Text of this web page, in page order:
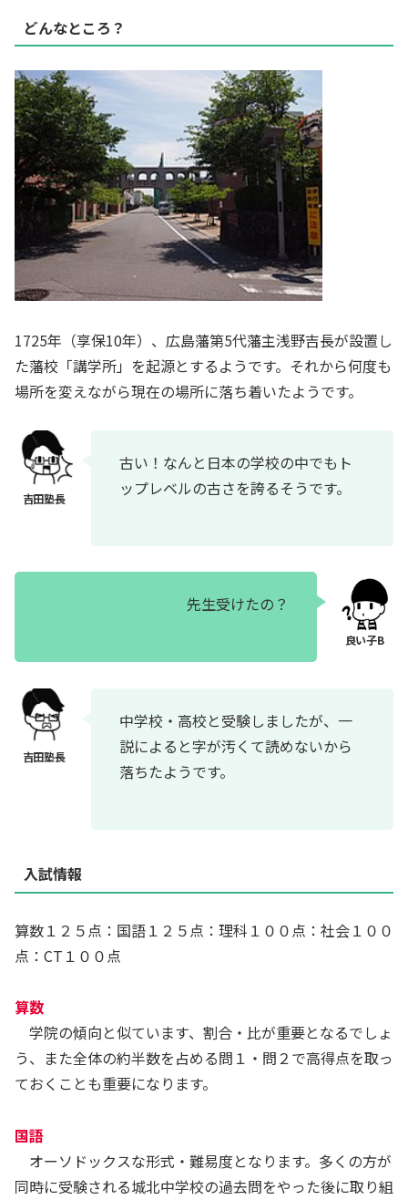
どんなところ？
1725年（享保10年）、広島藩第5代藩主浅野吉長が設置し
た藩校「講学所」を起源とするようです。それから何度も
場所を変えながら現在の場所に落ち着いたようです。
古い！なんと日本の学校の中でもト
ップレベルの古さを誇るそうです。
先生受けたの？
中学校・高校と受験しましたが、一
説によると字が汚くて読めないから
落ちたようです。
入試情報
算数１２５点：国語１２５点：理科１００点：社会１００
点：CT１００点
算数
学院の傾向と似ています、割合・比が重要となるでしょ
う、また全体の約半数を占める問１・問２で高得点を取っ
ておくことも重要になります。
国語
オーソドックスな形式・難易度となります。多くの方が
同時に受験される城北中学校の過去問をやった後に取り組